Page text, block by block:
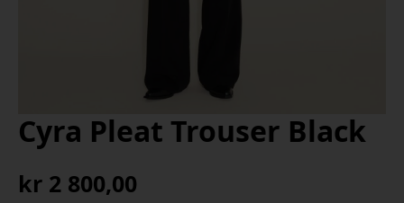
Cyra Pleat Trouser Black
kr 2 800,00